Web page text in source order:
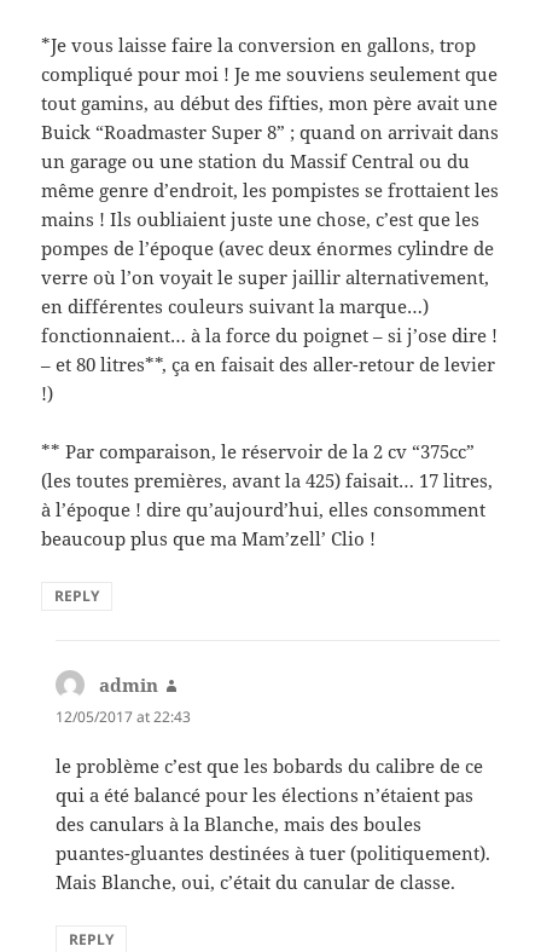
*Je vous laisse faire la conversion en gallons, trop
compliqué pour moi ! Je me souviens seulement que
tout gamins, au début des fifties, mon père avait une
Buick “Roadmaster Super 8” ; quand on arrivait dans
un garage ou une station du Massif Central ou du
même genre d’endroit, les pompistes se frottaient les
mains ! Ils oubliaient juste une chose, c’est que les
pompes de l’époque (avec deux énormes cylindre de
verre où l’on voyait le super jaillir alternativement,
en différentes couleurs suivant la marque…)
fonctionnaient… à la force du poignet – si j’ose dire !
– et 80 litres**, ça en faisait des aller-retour de levier
!)
** Par comparaison, le réservoir de la 2 cv “375cc”
(les toutes premières, avant la 425) faisait… 17 litres,
à l’époque ! dire qu’aujourd’hui, elles consomment
beaucoup plus que ma Mam’zell’ Clio !
REPLY
admin
12/05/2017 at 22:43
le problème c’est que les bobards du calibre de ce
qui a été balancé pour les élections n’étaient pas
des canulars à la Blanche, mais des boules
puantes-gluantes destinées à tuer (politiquement).
Mais Blanche, oui, c’était du canular de classe.
REPLY